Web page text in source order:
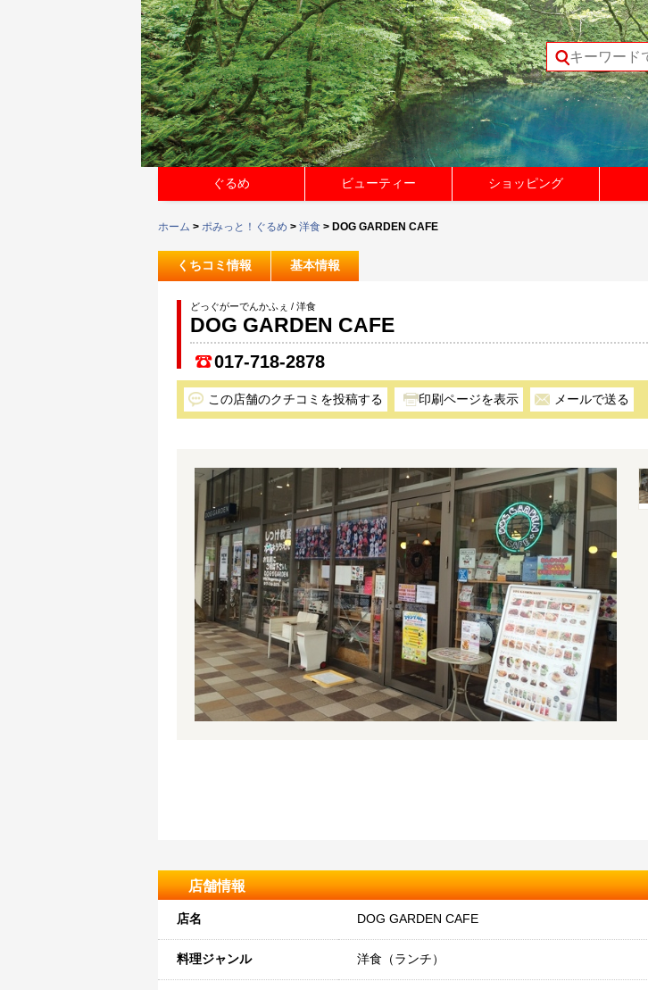
ぐるめ ビューティー ショッピング
ホーム > ポみっと！ぐるめ > 洋食 > DOG GARDEN CAFE
くちコミ情報 基本情報
どっぐがーでんかふぇ / 洋食
DOG GARDEN CAFE
017-718-2878
この店舗のクチコミを投稿する メールで送る
店舗情報
店名 DOG GARDEN CAFE
料理ジャンル 洋食（ランチ）